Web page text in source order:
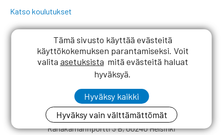
Katso koulutukset
Rakennusmestarit ja -insinöörit AMK RKL ry
Rahakamarinportti 3 B, 00240 Helsinki
Tämä sivusto käyttää evästeitä
käyttökokemuksen parantamiseksi. Voit
valita asetuksista mitä evästeitä haluat
hyväksyä.
Hyväksy kaikki
Hyväksy vain välttämättömät